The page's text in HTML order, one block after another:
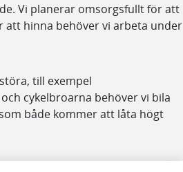
Vi planerar omsorgsfullt för att
att hinna behöver vi arbeta under
till exempel
cykelbroarna behöver vi bila
både kommer att låta högt